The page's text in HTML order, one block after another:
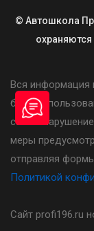
© Автошкола
охраняются
Вся информация
быть
сайта.
меры
отправляя
Политикой
Сайт profi196.ru